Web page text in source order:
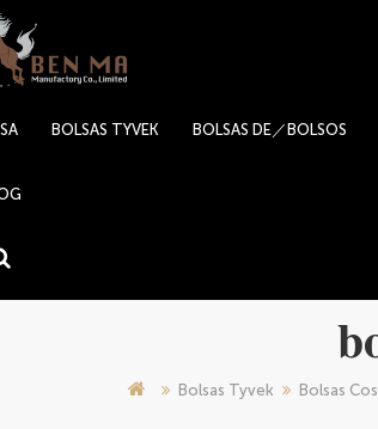
BOLSAS TYVEK BOLSAS DE／BOLSOS
Bolsas Tyvek Bolsas